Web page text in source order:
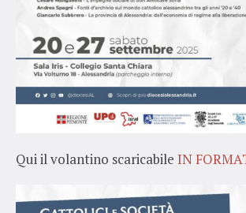
Qui il volantino scaricabile IN